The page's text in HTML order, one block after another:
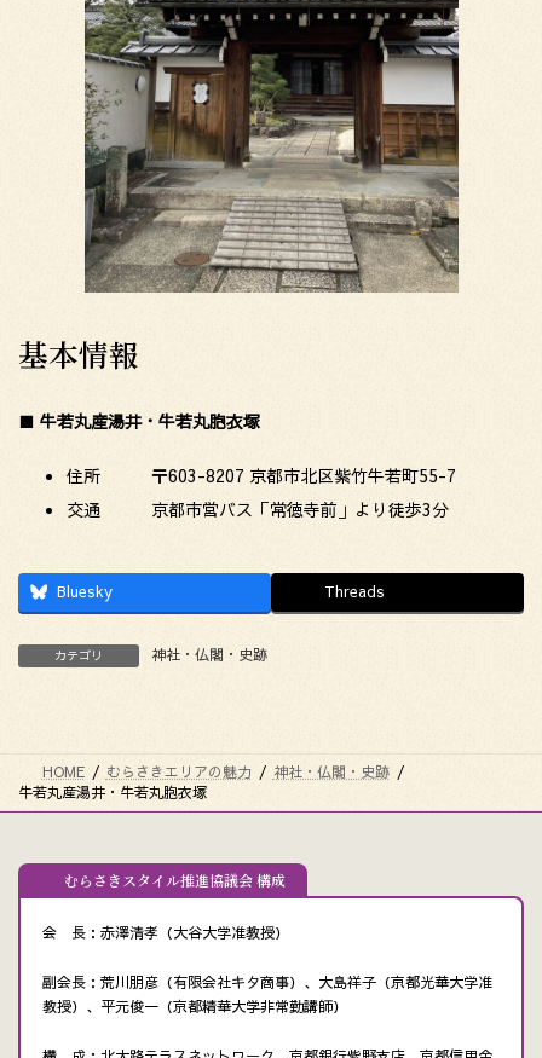
基本情報
■ 牛若丸産湯井・牛若丸胞衣塚
住所 〒603-8207 京都市北区紫竹牛若町55-7
交通 京都市営バス「常徳寺前」より徒歩3分
Bluesky Threads
カテゴリ 神社・仏閣・史跡
HOME むらさきエリアの魅力
神社・仏閣・史跡
牛若丸産湯井・牛若丸胞衣塚
むらさきスタイル推進協議会 構成
会 長：赤澤清孝（大谷大学准教授）
副会長：荒川朋彦（有限会社キタ商事）、大島祥子（京都光華大学准
教授）、平元俊一（京都精華大学非常勤講師）